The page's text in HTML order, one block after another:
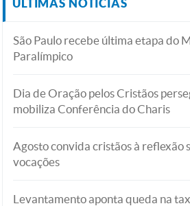
ÚLTIMAS NOTÍCIAS
São Paulo recebe última etapa do
Paralímpico
Dia de Oração pelos Cristãos
mobiliza Conferência do Charis
Agosto convida cristãos à reflexão
vocações
Levantamento aponta queda na